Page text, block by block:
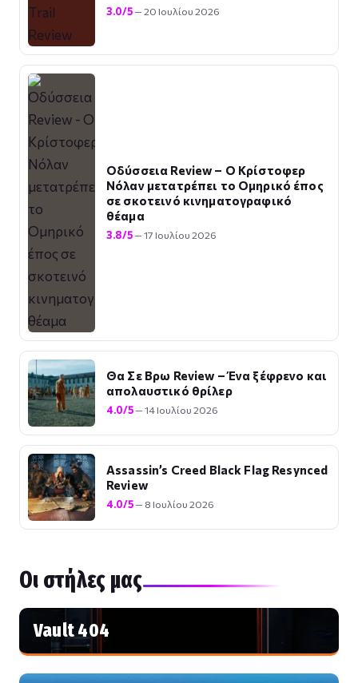
3.0/5— 20 Ιουλίου 2026
Οδύσσεια Review – Ο Κρίστοφερ
Νόλαν μετατρέπει το Ομηρικό έπος
σε σκοτεινό κινηματογραφικό
θέαμα
3.8/5— 17 Ιουλίου 2026
Θα Σε Βρω Review – Ένα ξέφρενο και
απολαυστικό θρίλερ
4.0/5— 14 Ιουλίου 2026
Assassin’s Creed Black Flag Resynced
Review
4.0/5— 8 Ιουλίου 2026
Οι στήλες μας
Vault 404